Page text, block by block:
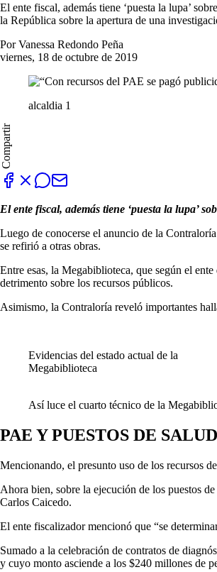
El ente fiscal, además tiene ‘puesta la lupa’
la República sobre la apertura de una
Por Vanessa Redondo Peña
viernes, 18 de octubre de 2019
alcaldia 1
Compartir
El ente fiscal, además tiene ‘puesta la lupa’
Luego de conocerse el anuncio de la
se refirió a otras obras.
Entre esas, la Megabiblioteca, que según el
detrimento sobre los recursos públicos.
Asimismo, la Contraloría reveló importantes
Evidencias del estado actual de la
Megabiblioteca
Así luce el cuarto técnico de la
PAE Y PUESTOS DE SALUD
Mencionando, el presunto uso de los recursos
Ahora bien, sobre la ejecución de los puestos
Carlos Caicedo.
El ente fiscalizador mencionó que “se
Sumado a la celebración de contratos de
y cuyo monto asciende a los $240 millones de